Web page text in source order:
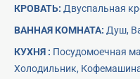
КРОВАТЬ: Двуспальная
ВАННАЯ КОМНАТА: Душ,
КУХНЯ : Посудомоечная
Холодильниĸ,